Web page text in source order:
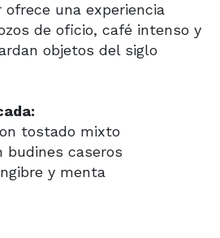
una experiencia
de oficio, café intenso y
objetos del siglo
tostado mixto
budines caseros
y menta